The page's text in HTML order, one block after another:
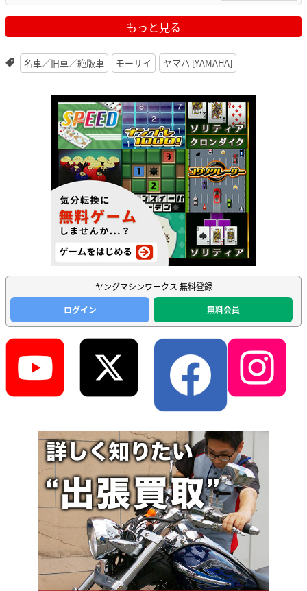
もっと見る
名車／旧車／絶版車 モーサイ ヤマハ [YAMAHA]
ヤングマシンワークス 無料登録
ログイン
無料会員